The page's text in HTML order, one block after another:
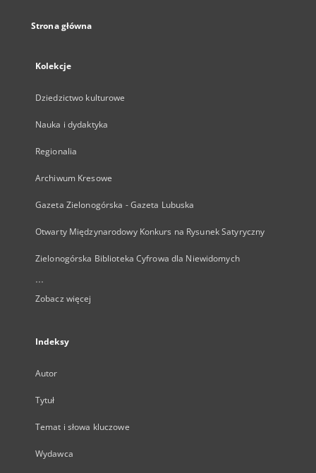
Strona główna
Kolekcje
Dziedzictwo kulturowe
Nauka i dydaktyka
Regionalia
Archiwum Kresowe
Gazeta Zielonogórska - Gazeta Lubuska
Otwarty Międzynarodowy Konkurs na Rysunek Satyryczny
Zielonogórska Biblioteka Cyfrowa dla Niewidomych
...
Zobacz więcej
Indeksy
Autor
Tytuł
Temat i słowa kluczowe
Wydawca